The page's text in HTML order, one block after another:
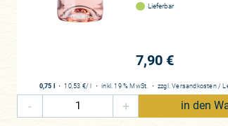
Lieferbar
7,90 €
0,75 l ・10,53 €/ l ・inkl. 19 % MwSt. ・ zzgl.Versandkosten /
- + in den